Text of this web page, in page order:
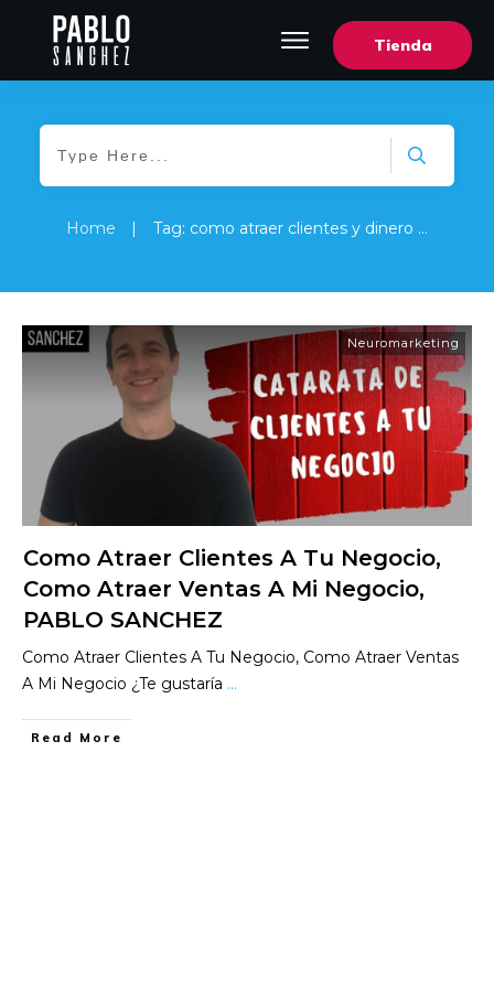
Tienda
Home Tag: como atraer clientes y dinero a tu negocio
Neuromarketing
Como Atraer Clientes A Tu Negocio,
Como Atraer Ventas A Mi Negocio,
PABLO SANCHEZ
Como Atraer Clientes A Tu Negocio, Como Atraer Ventas
A Mi Negocio ¿Te gustaría ...
​Read More